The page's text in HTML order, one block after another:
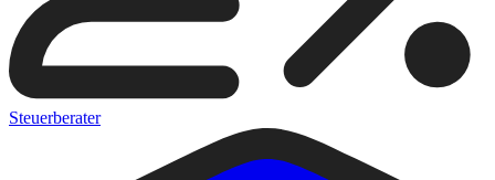
Steuerberater